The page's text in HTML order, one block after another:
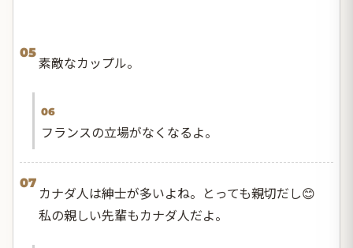
05
素敵なカップル。
06
フランスの立場がなくなるよ。
07
カナダ人は紳士が多いよね。とっても親切だし😊
私の親しい先輩もカナダ人だよ。